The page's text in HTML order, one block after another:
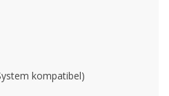
kompatibel)